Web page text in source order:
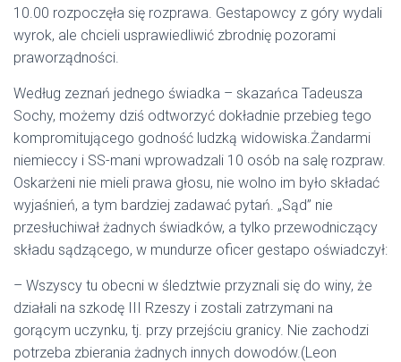
10.00 rozpoczęła się rozprawa. Gestapowcy z góry wydali
wyrok, ale chcieli usprawiedliwić zbrodnię pozorami
praworządności.
Według zeznań jednego świadka – skazańca Tadeusza
Sochy, możemy dziś odtworzyć dokładnie przebieg tego
kompromitującego godność ludzką widowiska.Żandarmi
niemieccy i SS-mani wprowadzali 10 osób na salę rozpraw.
Oskarżeni nie mieli prawa głosu, nie wolno im było składać
wyjaśnień, a tym bardziej zadawać pytań. „Sąd” nie
przesłuchiwał żadnych świadków, a tylko przewodniczący
składu sądzącego, w mundurze oficer gestapo oświadczył:
– Wszyscy tu obecni w śledztwie przyznali się do winy, że
działali na szkodę III Rzeszy i zostali zatrzymani na
gorącym uczynku, tj. przy przejściu granicy. Nie zachodzi
potrzeba zbierania żadnych innych dowodów.(Leon